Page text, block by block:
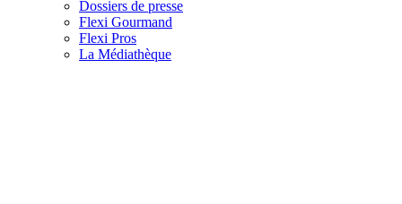
Dossiers de presse
Flexi Gourmand
Flexi Pros
La Médiathèque